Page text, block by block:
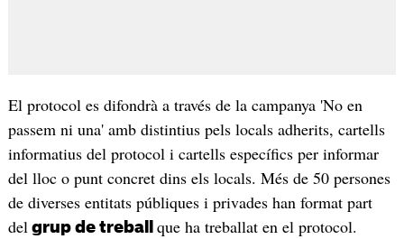
El protocol es difondrà a través de la campanya 'No en
passem ni una' amb distintius pels locals adherits, cartells
informatius del protocol i cartells específics per informar
del lloc o punt concret dins els locals. Més de 50 persones
de diverses entitats públiques i privades han format part
del grup de treball que ha treballat en el protocol.